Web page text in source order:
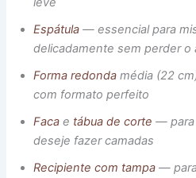
Espátula — essencial para
delicadamente sem perder o
Forma redonda média (22
com formato perfeito
Faca e tábua de corte — para
deseje fazer camadas
Recipiente com tampa —